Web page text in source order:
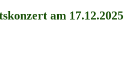
am 17.12.2025